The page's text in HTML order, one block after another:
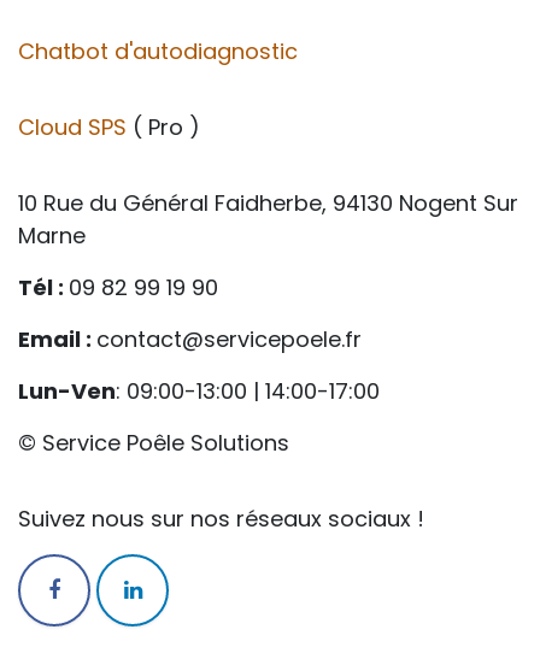
Chatbot d'autodiagnostic
Cloud SPS ( Pro )
10 Rue du Général Faidherbe, 94130 Nogent Sur
Marne
Tél : 09 82 99 19 90
Email : contact@servicepoele.fr
Lun-Ven: 09:00-13:00 | 14:00-17:00
© Service Poêle Solutions
Suivez nous sur nos réseaux sociaux !